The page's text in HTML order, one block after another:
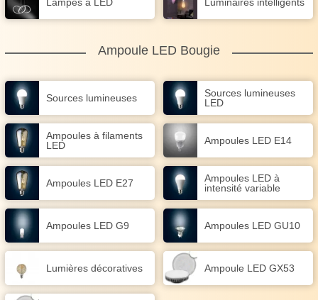
Ampoule LED Bougie
Sources lumineuses
Sources lumineuses
LED
Ampoules à filaments
LED
Ampoules LED E14
Ampoules LED E27
Ampoules LED à
intensité variable
Ampoules LED G9 Ampoules LED GU10
Lumières décoratives Ampoule LED GX53